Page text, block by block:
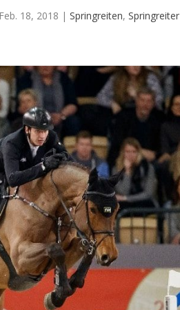
18, 2018 |Springreiten,Springreiter